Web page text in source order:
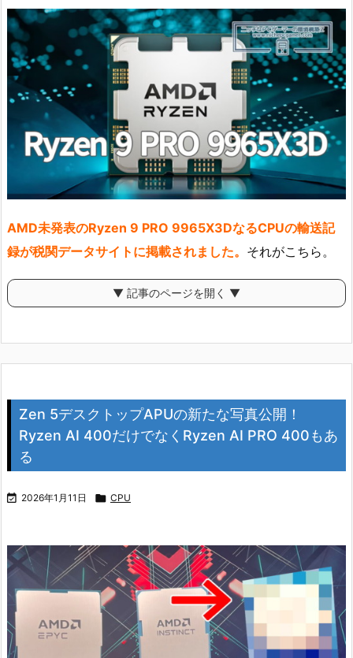
AMD未発表のRyzen 9 PRO 9965X3DなるCPUの輸送記
録が税関データサイトに掲載されました。 それがこちら。
▼ 記事のページを開く ▼
Zen 5デスクトップAPUの新たな写真公開！
Ryzen AI 400だけでなくRyzen AI PRO 400もあ
る
 2026年1月11日  CPU